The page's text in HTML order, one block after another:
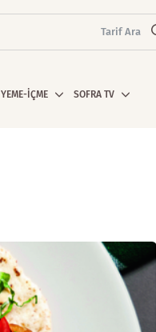
Tarif Ara
YEME-İÇME SOFRA TV